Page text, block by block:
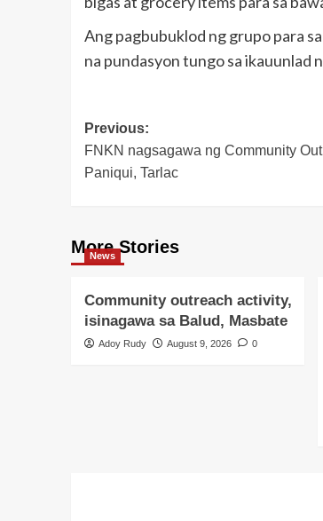
Ang pagbubuklod ng grupo para
na pundasyon tungo sa ikauunlad
Post
navigation
Previous:
FNKN nagsagawa ng Community
Paniqui, Tarlac
More Stories
News
Community outreach activity,
isinagawa sa Balud, Masbate
Adoy Rudy August 9, 2026 0